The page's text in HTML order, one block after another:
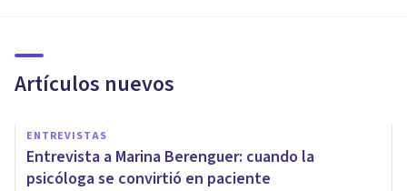
Artículos nuevos
ENTREVISTAS
Entrevista a Marina Berenguer: cuando la
psicóloga se convirtió en paciente